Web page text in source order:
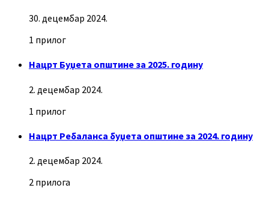
30. децембар 2024.
1 прилог
Нацрт Буџета општине за 2025. годину
2. децембар 2024.
1 прилог
Нацрт Ребаланса буџета општине за 2024. годину
2. децембар 2024.
2 прилога